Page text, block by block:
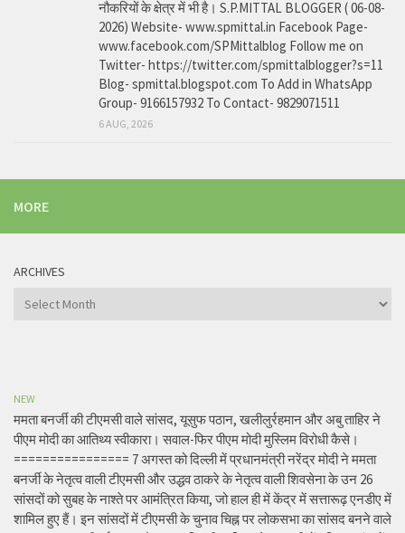
नौकरियों के क्षेत्र में भी है। S.P.MITTAL BLOGGER ( 06-08-
2026) Website- www.spmittal.in Facebook Page-
www.facebook.com/SPMittalblog Follow me on
Twitter- https://twitter.com/spmittalblogger?s=11
Blog- spmittal.blogspot.com To Add in WhatsApp
Group- 9166157932 To Contact- 9829071511
6 AUG, 2026
MORE
ARCHIVES
Archives
NEW
ममता बनर्जी की टीएमसी वाले सांसद, यूसुफ पठान, खलीलुर्रहमान और अबु ताहिर ने
पीएम मोदी का आतिथ्य स्वीकारा। सवाल-फिर पीएम मोदी मुस्लिम विरोधी कैसे।
================ 7 अगस्त को दिल्ली में प्रधानमंत्री नरेंद्र मोदी ने ममता
बनर्जी के नेतृत्व वाली टीएमसी और उद्धव ठाकरे के नेतृत्व वाली शिवसेना के उन 26
सांसदों को सुबह के नाश्ते पर आमंत्रित किया, जो हाल ही में केंद्र में सत्तारूढ़ एनडीए में
शामिल हुए हैं। इन सांसदों में टीएमसी के चुनाव चिह्न पर लोकसभा का सांसद बनने वाले